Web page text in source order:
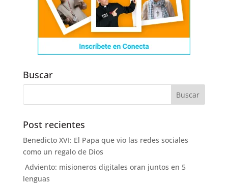
Buscar
Post recientes
Benedicto XVI: El Papa que vio las redes sociales
como un regalo de Dios
Adviento: misioneros digitales oran juntos en 5
lenguas